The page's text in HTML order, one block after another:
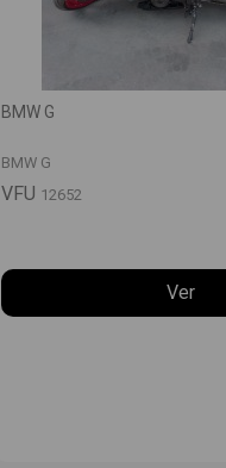
BMW G
BMW G
VFU 12652
Ver